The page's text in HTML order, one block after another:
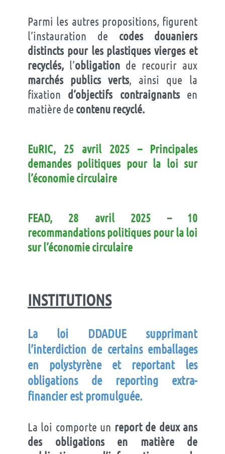
Parmi les autres propositions, figurent
l’instauration de codes douaniers
distincts pour les plastiques vierges et
recyclés, l’obligation de recourir aux
marchés publics verts, ainsi que la
fixation d’objectifs contraignantsen
matière de contenu recyclé.
EuRIC, 25 avril 2025 – Principales
demandes politiques pour la loi sur
l’économie circulaire
FEAD, 28 avril 2025 – 10
recommandations politiques pour la loi
sur l’économie circulaire
INSTITUTIONS
La loi DDADUEsupprimant
l’interdiction de certains emballages
en polystyrène et reportant les
obligations de reporting extra-
financier est promulguée.
La loi comporte un report de deux ans
des obligations en matière de